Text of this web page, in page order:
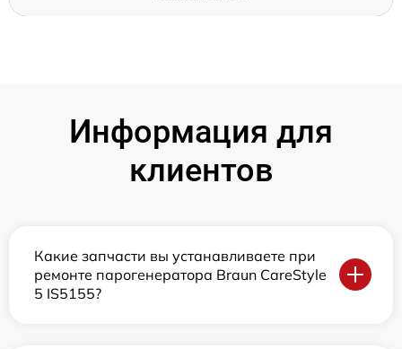
Информация для
клиентов
Какие запчасти вы устанавливаете при
ремонте парогенератора Braun CareStyle
5 IS5155?